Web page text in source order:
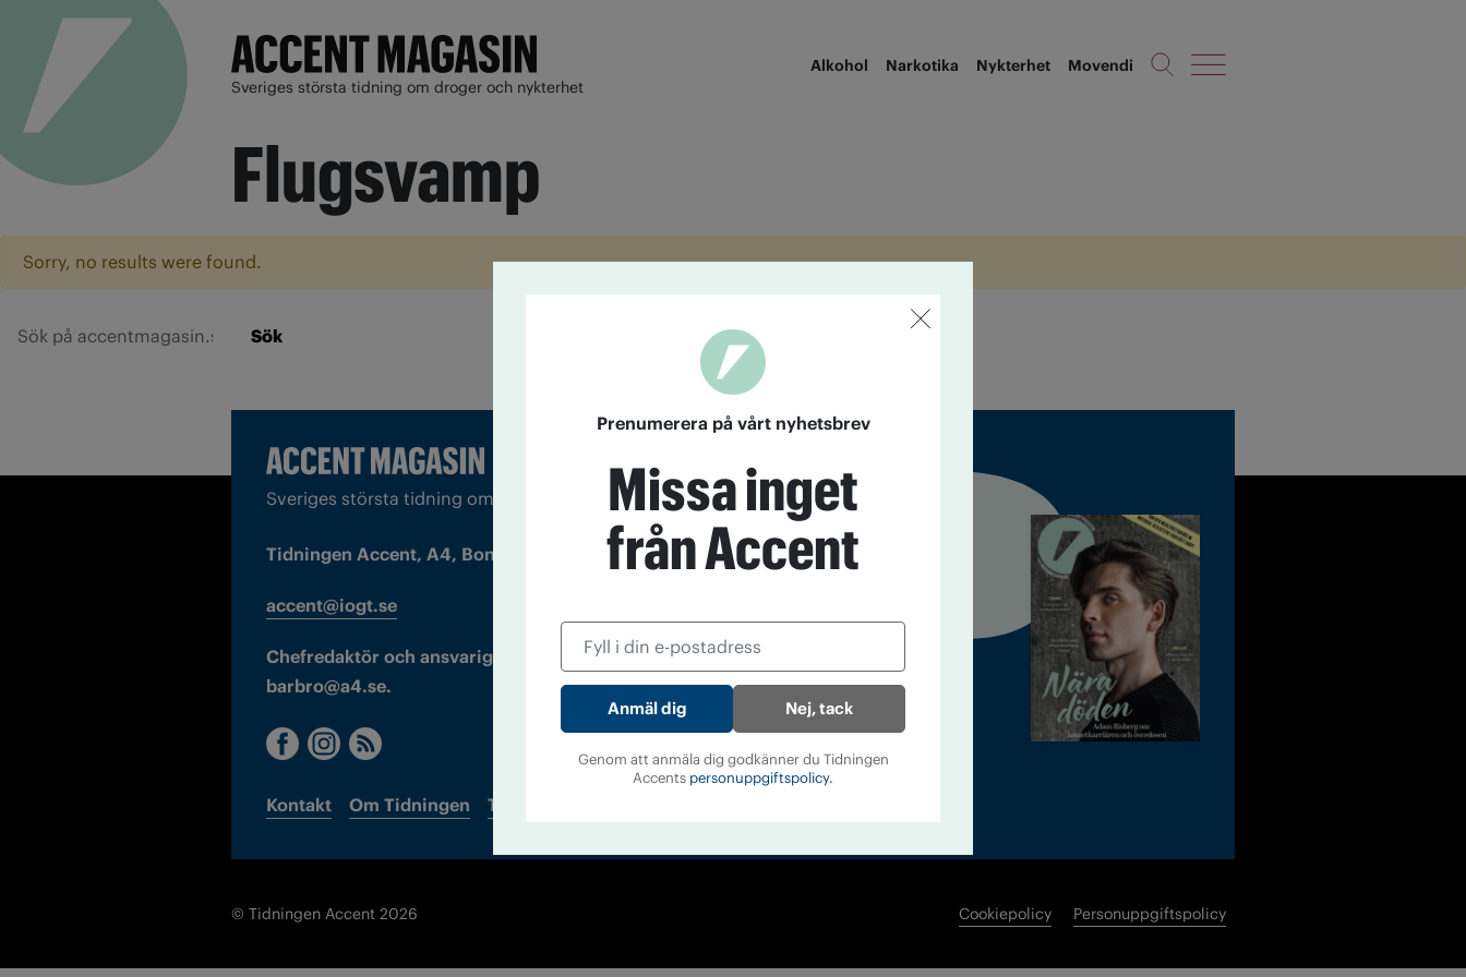
Sveriges största tidning om droger och nykterhet
Alkohol Narkotika Nykterhet Movendi
Flugsvamp
Sorry, no results were found.
Sök
Sveriges största tidning om droger och nykterhet
Tidningen Accent, A4, Bondegatan 21, 116 33 Stockholm
accent@iogt.se
Chefredaktör och ansvarig utgivare: Barbro Janson Lundkvist,
barbro@a4.se.
Kontakt Om Tidningen Tidningsarkiv
© Tidningen Accent 2026 Cookiepolicy Personuppgiftspolicy
Prenumerera på vårt nyhetsbrev
Missa inget
från Accent
Nej, tack
Genom att anmäla dig godkänner du Tidningen
Accents personuppgiftspolicy.